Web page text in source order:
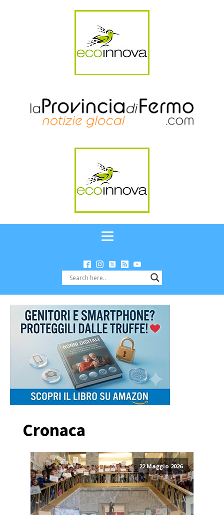
Cronaca
22 Maggio 2026